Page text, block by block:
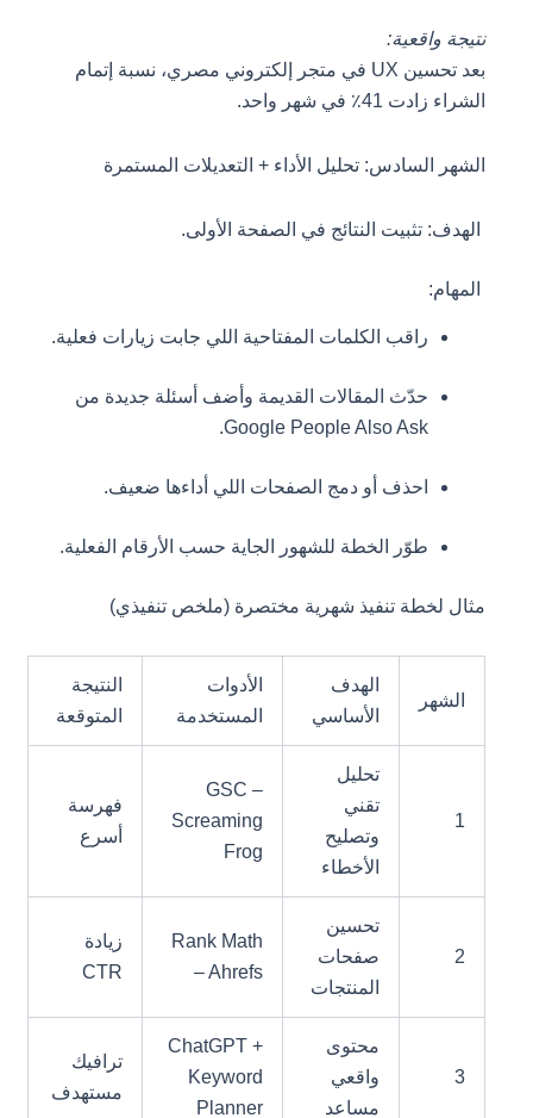
نتيجة واقعية:
بعد تحسين UX في متجر إلكتروني مصري، نسبة إتمام
الشراء زادت 41٪ في شهر واحد.
الشهر السادس: تحليل الأداء + التعديلات المستمرة
الهدف: تثبيت النتائج في الصفحة الأولى.
المهام:
راقب الكلمات المفتاحية اللي جابت زيارات فعلية.
حدّث المقالات القديمة وأضف أسئلة جديدة من
Google People Also Ask.
احذف أو دمج الصفحات اللي أداءها ضعيف.
طوّر الخطة للشهور الجاية حسب الأرقام الفعلية.
مثال لخطة تنفيذ شهرية مختصرة (ملخص تنفيذي)
الشهر
الهدف
الأساسي
الأدوات
المستخدمة
النتيجة
المتوقعة
تحليل
تقني
وتصليح
الأخطاء
GSC –
Screaming
Frog
فهرسة
أسرع
تحسين
صفحات
المنتجات
Rank Math
– Ahrefs
زيادة
CTR
محتوى
واقعي
مساعد
ChatGPT +
Keyword
Planner
ترافيك
مستهدف